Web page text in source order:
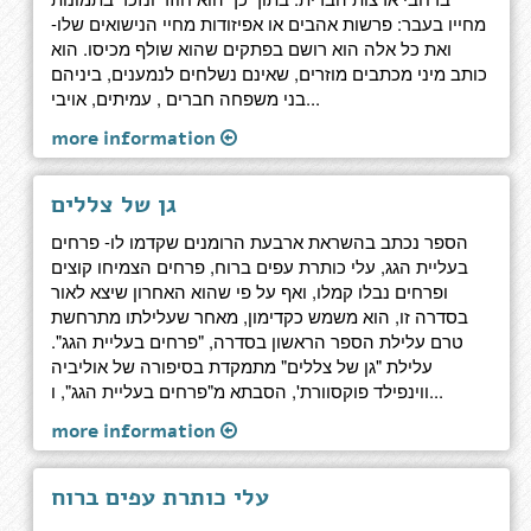
מחייו בעבר: פרשות אהבים או אפיזודות מחיי הנישואים שלו-
ואת כל אלה הוא רושם בפתקים שהוא שולף מכיסו. הוא
כותב מיני מכתבים מוזרים, שאינם נשלחים לנמענים, ביניהם
בני משפחה חברים , עמיתים, אויבי...
more information
גן של צללים
הספר נכתב בהשראת ארבעת הרומנים שקדמו לו- פרחים
בעליית הגג, עלי כותרת עפים ברוח, פרחים הצמיחו קוצים
ופרחים נבלו קמלו, ואף על פי שהוא האחרון שיצא לאור
בסדרה זו, הוא משמש כקדימון, מאחר שעלילתו מתרחשת
טרם עלילת הספר הראשון בסדרה, "פרחים בעליית הגג".
עלילת "גן של צללים" מתמקדת בסיפורה של אוליביה
ווינפילד פוקסוורת', הסבתא מ"פרחים בעליית הגג", ו...
more information
עלי כותרת עפים ברוח